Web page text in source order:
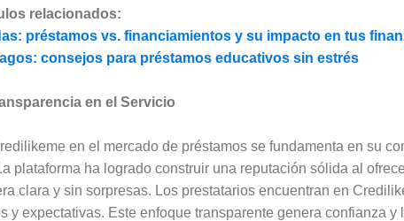
relacionados:
préstamos vs. financiamientos y su impacto en tus
consejos para préstamos educativos sin estrés
en el Servicio
en el mercado de préstamos se fundamenta en su
plataforma ha logrado construir una reputación sólida al
clara y sin sorpresas. Los prestatarios encuentran en
y expectativas. Este enfoque transparente genera confianza